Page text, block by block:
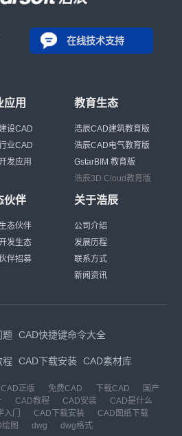
在线技术支持
应用
设CAD
业CAD
发应用
教育生态
浩辰CAD建筑教育版
浩辰CAD电气教育版
GstarBIM 教育版
浩辰3D Cloud教育版
伙伴
态伙伴
发生态
伴招募
关于浩辰
公司介绍
发展历程
联系方式
新闻资讯
题 CAD快捷键命令大全
程 CAD下载安装 CAD素材库
CAD正版 免费CAD 下载CAD
国产
CAD教程 CAD安装
CAD是什么
门 CAD下载安装
CAD图纸下载
图 dwg dwg格式